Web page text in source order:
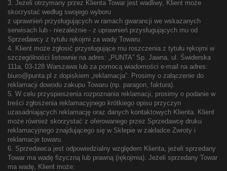
3. Jeżeli otrzymany przez Klienta Towar jest wadliwy, Klient może
skorzystać według swojego wyboru
z uprawnień przysługujących w ramach gwarancji we wskazanych
serwisach lub - niezależnie - z uprawnień przysługujących mu od
Sprzedawcy z tytułu rękojmi za wady Towaru.
4. Klient może zgłosić przysługujące mu roszczenia z tytułu rękojmi w
szczególności listownie na adres: „PUNTA” Sp. Jawna, ul. Świderska
111a, 03-128 Warszawa lub za pomocą wiadomości e-mail na adres:
biuro@punta.pl z dopiskiem „reklamacja”. Prosimy o załączenie do
reklamacji dowodu zakupu Towaru (np. paragon, faktura).
5. W celu przyspieszenia rozpoznania reklamacji, prosimy o podanie w
treści zgłoszenia reklamacyjnego krótkiego opisu przyczyn
uzasadniających reklamację oraz danych kontaktowych Klienta. Klient
może również skorzystać z oferowanego przez Sprzedawcę druku
reklamacyjnego znajdującego się w Sklepie w zakładce Zwroty i
reklamacje towaru.
6. Sprzedawca jest odpowiedzialny względem Klienta, jeżeli sprzedany
Towar ma wadę fizyczną lub prawną (rękojmia). Jeżeli sprzedany Towar
ma wadę, Klient może: